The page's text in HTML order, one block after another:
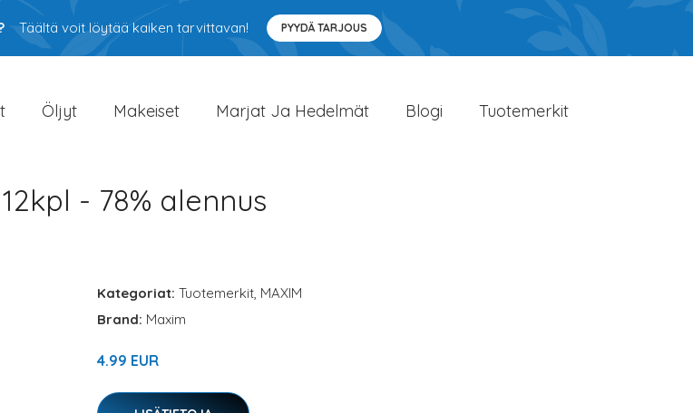
Täältä voit löytää kaiken tarvittavan! PYYDÄ TARJOUS
Öljyt Makeiset Marjat Ja Hedelmät Blogi Tuotemerkit
- 78% alennus
Kategoriat: Tuotemerkit, MAXIM
Brand: Maxim
4.99 EUR